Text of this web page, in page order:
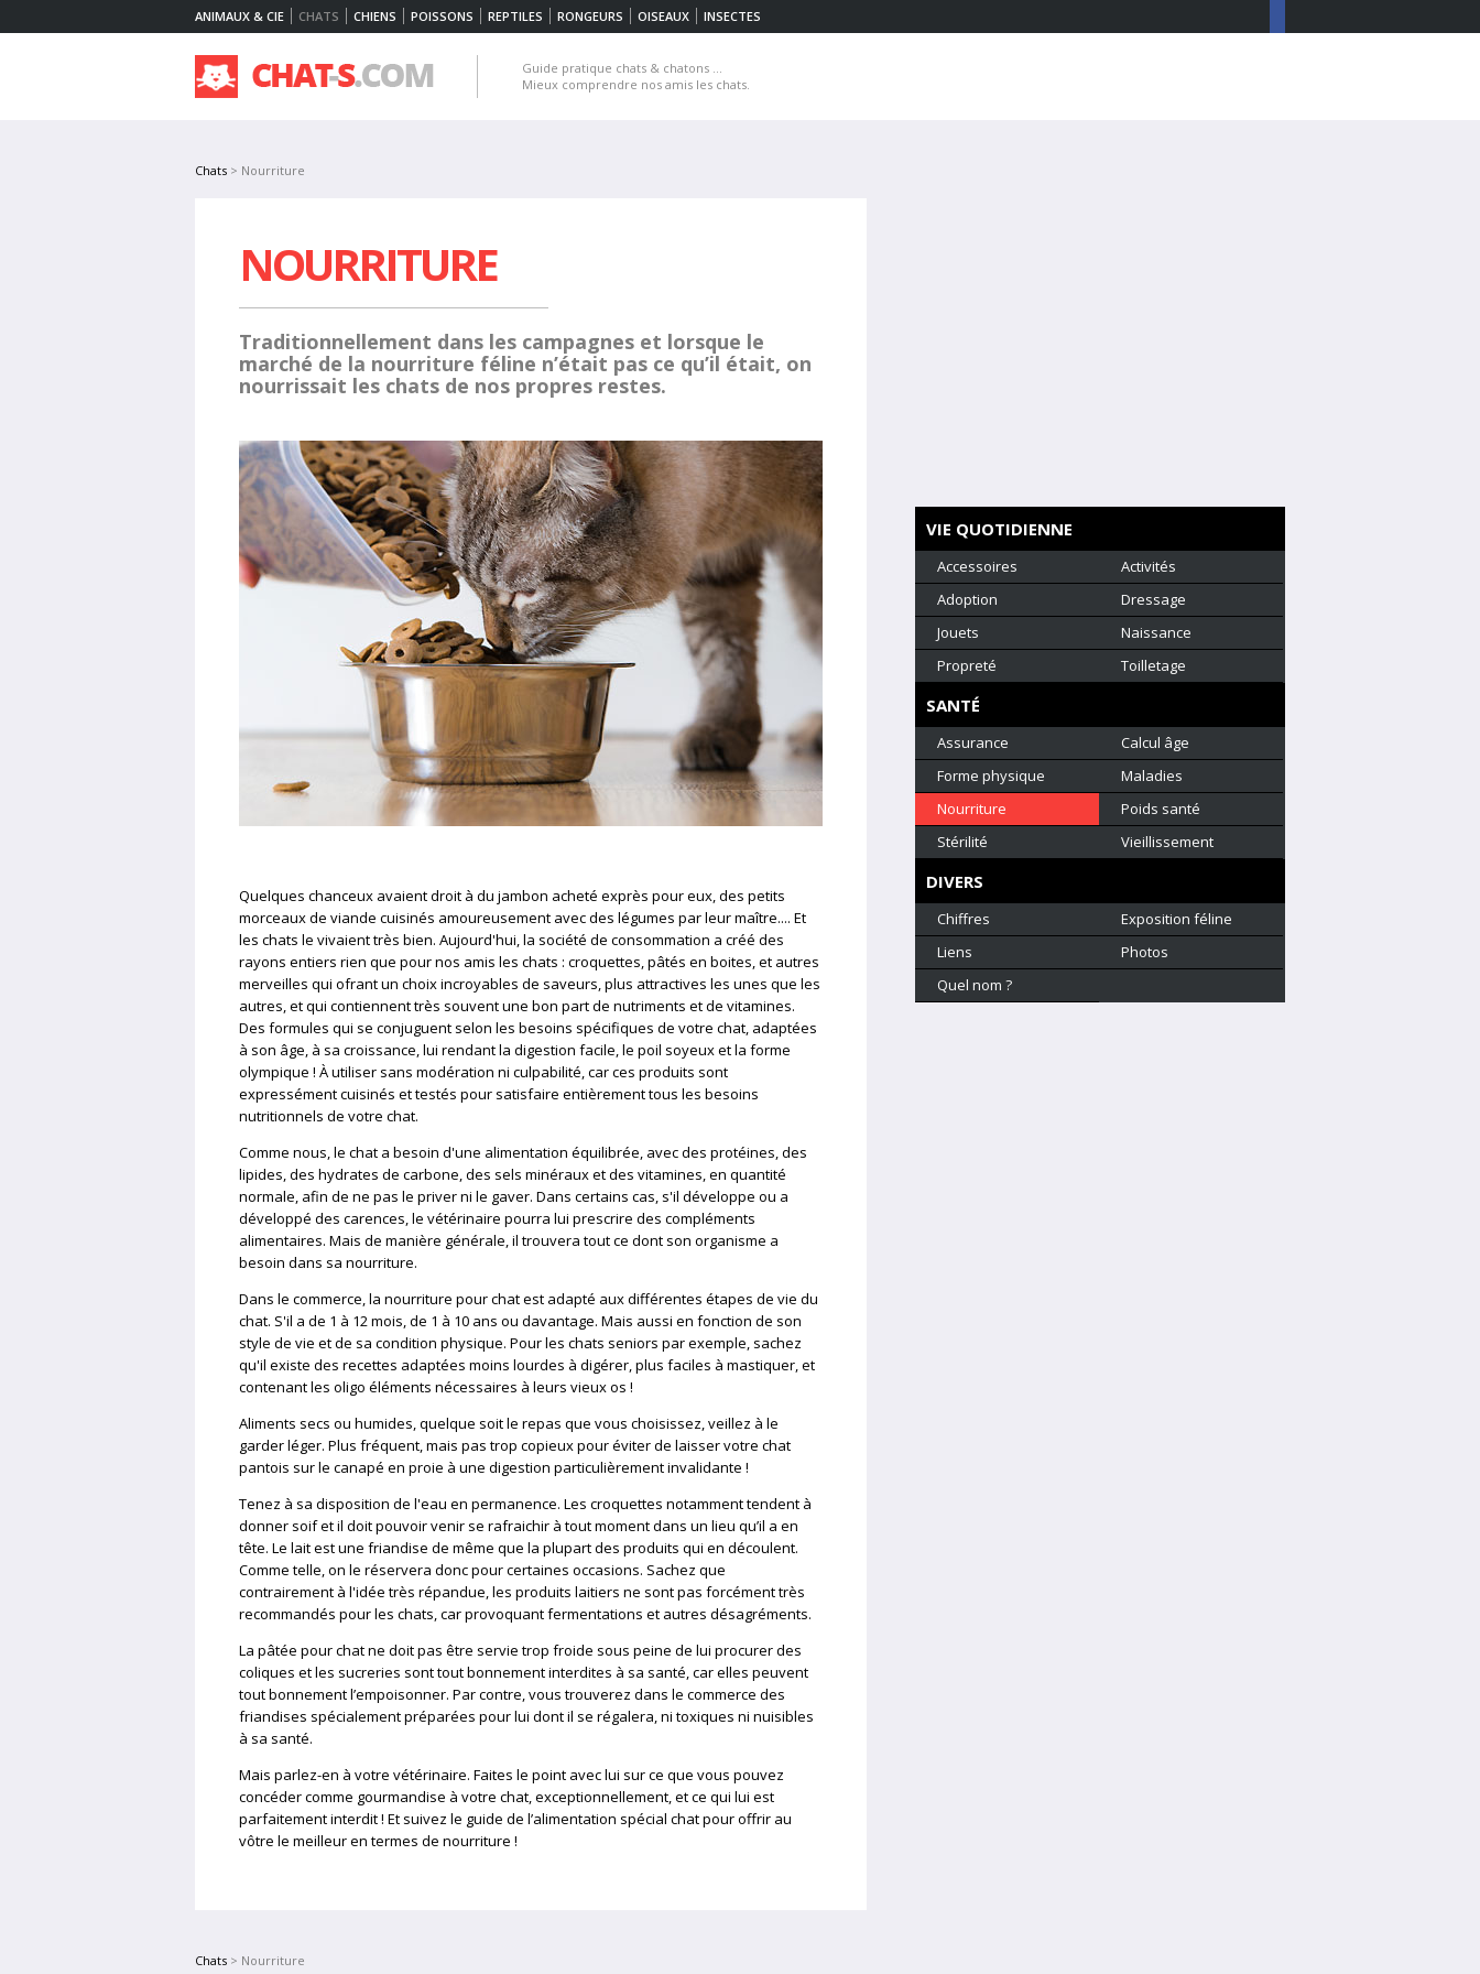
ANIMAUX & CIE CHATS CHIENS POISSONS REPTILES RONGEURS OISEAUX INSECTES
Guide pratique chats & chatons ...
Mieux comprendre nos amis les chats.
Chats > Nourriture
NOURRITURE
Traditionnellement dans les campagnes et lorsque le
marché de la nourriture féline n’était pas ce qu’il était, on
nourrissait les chats de nos propres restes.
Quelques chanceux avaient droit à du jambon acheté exprès pour eux, des petits
morceaux de viande cuisinés amoureusement avec des légumes par leur maître.... Et
les chats le vivaient très bien. Aujourd'hui, la société de consommation a créé des
rayons entiers rien que pour nos amis les chats : croquettes, pâtés en boites, et autres
merveilles qui ofrant un choix incroyables de saveurs, plus attractives les unes que les
autres, et qui contiennent très souvent une bon part de nutriments et de vitamines.
Des formules qui se conjuguent selon les besoins spécifiques de votre chat, adaptées
à son âge, à sa croissance, lui rendant la digestion facile, le poil soyeux et la forme
olympique ! À utiliser sans modération ni culpabilité, car ces produits sont
expressément cuisinés et testés pour satisfaire entièrement tous les besoins
nutritionnels de votre chat.
Comme nous, le chat a besoin d'une alimentation équilibrée, avec des protéines, des
lipides, des hydrates de carbone, des sels minéraux et des vitamines, en quantité
normale, afin de ne pas le priver ni le gaver. Dans certains cas, s'il développe ou a
développé des carences, le vétérinaire pourra lui prescrire des compléments
alimentaires. Mais de manière générale, il trouvera tout ce dont son organisme a
besoin dans sa nourriture.
Dans le commerce, la nourriture pour chat est adapté aux différentes étapes de vie du
chat. S'il a de 1 à 12 mois, de 1 à 10 ans ou davantage. Mais aussi en fonction de son
style de vie et de sa condition physique. Pour les chats seniors par exemple, sachez
qu'il existe des recettes adaptées moins lourdes à digérer, plus faciles à mastiquer, et
contenant les oligo éléments nécessaires à leurs vieux os !
Aliments secs ou humides, quelque soit le repas que vous choisissez, veillez à le
garder léger. Plus fréquent, mais pas trop copieux pour éviter de laisser votre chat
pantois sur le canapé en proie à une digestion particulièrement invalidante !
Tenez à sa disposition de l'eau en permanence. Les croquettes notamment tendent à
donner soif et il doit pouvoir venir se rafraichir à tout moment dans un lieu qu’il a en
tête. Le lait est une friandise de même que la plupart des produits qui en découlent.
Comme telle, on le réservera donc pour certaines occasions. Sachez que
contrairement à l'idée très répandue, les produits laitiers ne sont pas forcément très
recommandés pour les chats, car provoquant fermentations et autres désagréments.
La pâtée pour chat ne doit pas être servie trop froide sous peine de lui procurer des
coliques et les sucreries sont tout bonnement interdites à sa santé, car elles peuvent
tout bonnement l’empoisonner. Par contre, vous trouverez dans le commerce des
friandises spécialement préparées pour lui dont il se régalera, ni toxiques ni nuisibles
à sa santé.
Mais parlez-en à votre vétérinaire. Faites le point avec lui sur ce que vous pouvez
concéder comme gourmandise à votre chat, exceptionnellement, et ce qui lui est
parfaitement interdit ! Et suivez le guide de l’alimentation spécial chat pour offrir au
vôtre le meilleur en termes de nourriture !
VIE QUOTIDIENNE
Accessoires
Activités
Adoption
Dressage
Jouets
Naissance
Propreté
Toilletage
SANTÉ
Assurance
Calcul âge
Forme physique
Maladies
Nourriture
Poids santé
Stérilité
Vieillissement
DIVERS
Chiffres
Exposition féline
Liens
Photos
Quel nom ?
Chats > Nourriture